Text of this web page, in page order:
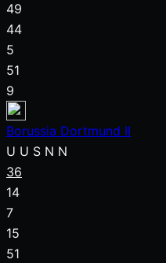
49
44
5
51
9
Borussia Dortmund II
U U S N N
36
14
7
15
51